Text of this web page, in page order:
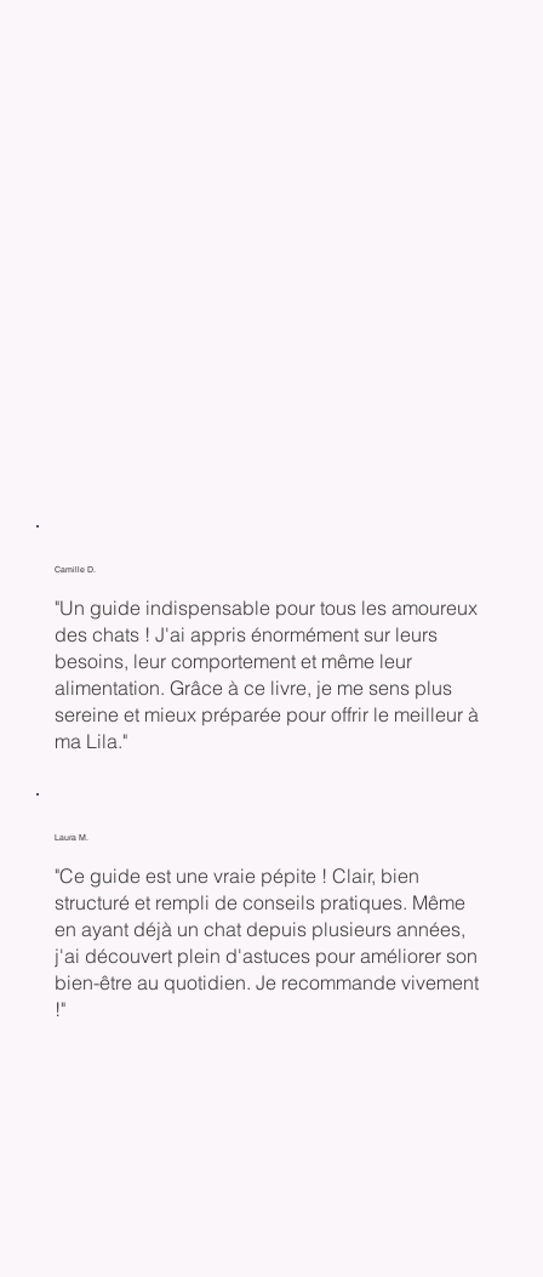
"Un guide indispensable pour tous les amoureux
des chats ! J'ai appris énormément sur leurs
besoins, leur comportement et même leur
alimentation. Grâce à ce livre, je me sens plus
sereine et mieux préparée pour offrir le meilleur à
ma Lila."
Camille D.
"Ce guide est une vraie pépite ! Clair, bien
structuré et rempli de conseils pratiques. Même
en ayant déjà un chat depuis plusieurs années,
j'ai découvert plein d'astuces pour améliorer son
bien-être au quotidien. Je recommande vivement
!"
Laura M.